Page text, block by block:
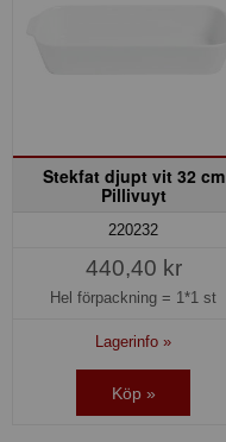
Stekfat djupt vit 32 cm
Pillivuyt
220232
440,40 kr
Hel förpackning = 1*1 st
Lagerinfo »
Köp »